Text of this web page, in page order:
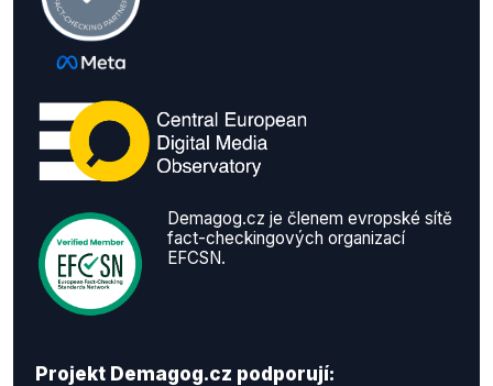
Demagog.cz je členem evropské sítě
fact-checkingových organizací
EFCSN.
Projekt Demagog.cz podporují: